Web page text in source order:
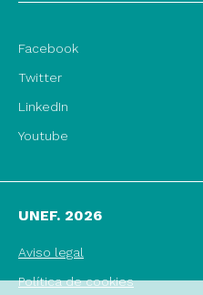
Facebook
Twitter
LinkedIn
Youtube
UNEF. 2026
Aviso legal
Política de cookies